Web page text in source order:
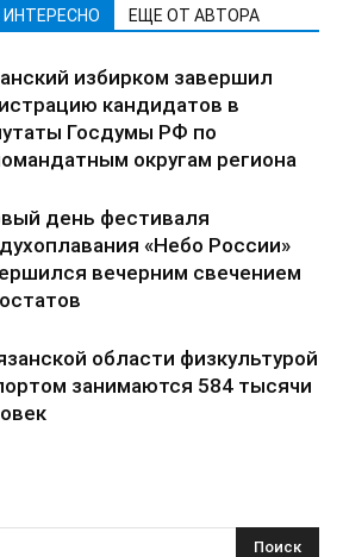
ЕЩЕ ОТ АВТОРА
избирком завершил
кандидатов в
Госдумы РФ по
округам региона
день фестиваля
«Небо России»
вечерним свечением
области физкультурой
занимаются 584 тысячи